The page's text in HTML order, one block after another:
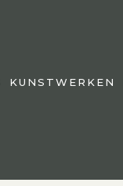
KUNSTWERKEN